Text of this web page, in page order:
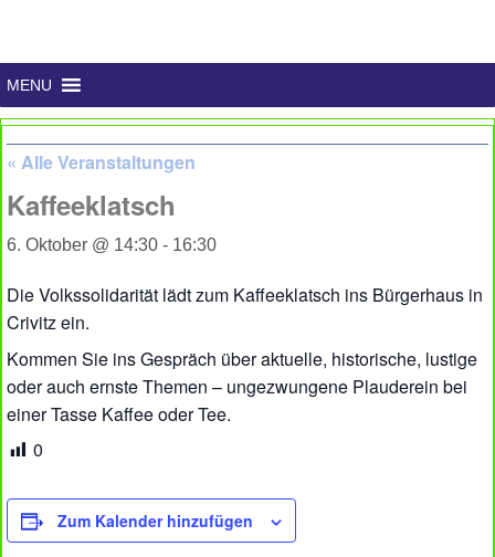
MENU
« Alle Veranstaltungen
Kaffeeklatsch
6. Oktober @ 14:30 - 16:30
Die Volkssolidarität lädt zum Kaffeeklatsch ins Bürgerhaus in
Crivitz ein.
Kommen Sie ins Gespräch über aktuelle, historische, lustige
oder auch ernste Themen – ungezwungene Plauderein bei
einer Tasse Kaffee oder Tee.
0
Zum Kalender hinzufügen